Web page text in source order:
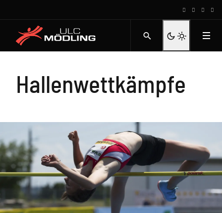
Hallenwettkämpfe